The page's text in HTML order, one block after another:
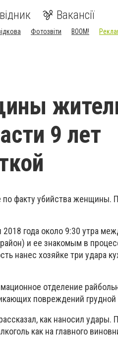
Вакансії
Фотозвіти BOOM!
9 лет
факту убийства женщины.
года около 9:30 утра
и ее знакомым в
нанес хозяйке три удара
отделение
повреждений грудной
как наносил удары.
как на главного